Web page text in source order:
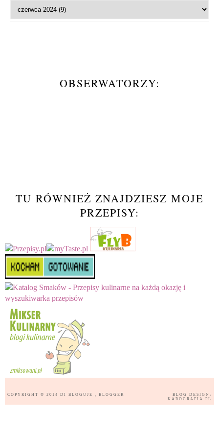
OBSERWATORZY:
TU RÓWNIEŻ ZNAJDZIESZ MOJE
PRZEPISY:
COPYRIGHT © 2014 DI BLOGUJE , BLOGGER
BLOG DESIGN:
KAROGRAFIA.PL